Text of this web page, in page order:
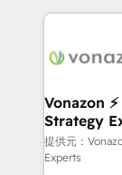
delà d’une
➤
pour aligner
support
audit et maintenance) ➤ La
Vonazon
Strategy
提供元：
Experts